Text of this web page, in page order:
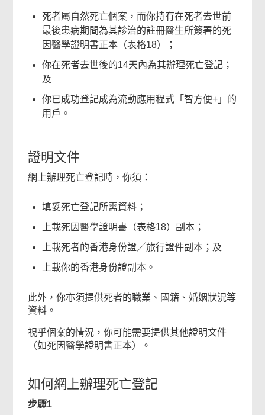
死者屬自然死亡個案，而你持有在死者去世前
最後患病期間為其診治的註冊醫生所簽署的死
因醫學證明書正本（表格18）；
你在死者去世後的14天內為其辦理死亡登記；
及
你已成功登記成為流動應用程式「智方便+」的
用戶。
證明文件
網上辦理死亡登記時，你須：
填妥死亡登記所需資料；
上載死因醫學證明書（表格18）副本；
上載死者的香港身份證╱旅行證件副本；及
上載你的香港身份證副本。
此外，你亦須提供死者的職業、國籍、婚姻狀況等
資料。
視乎個案的情況，你可能需要提供其他證明文件
（如死因醫學證明書正本）。
如何網上辦理死亡登記
步驟1